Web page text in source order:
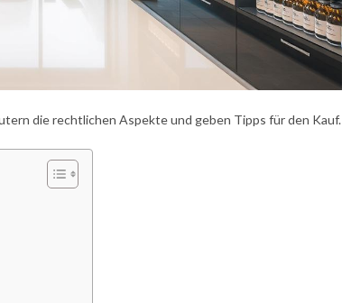
die rechtlichen Aspekte und geben Tipps für den Kauf.